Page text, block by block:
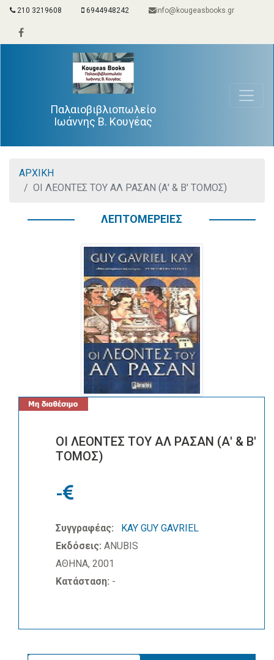
210 3219608 6944948242 info@kougeasbooks.gr
Παλαιοβιβλιοπωλείο
Ιωάννης Β. Κουγέας
ΑΡΧΙΚΗ
ΟΙ ΛΕΟΝΤΕΣ ΤΟΥ ΑΛ ΡΑΣΑΝ (Α' & Β' ΤΟΜΟΣ)
ΛΕΠΤΟΜΕΡΕΙΕΣ
ΟΙ ΛΕΟΝΤΕΣ ΤΟΥ ΑΛ ΡΑΣΑΝ (Α' & Β'
ΤΟΜΟΣ)
-
Συγγραφέας:
KAY GUY GAVRIEL
Εκδόσεις: ANUBIS
ΑΘΗΝΑ, 2001
Κατάσταση: -